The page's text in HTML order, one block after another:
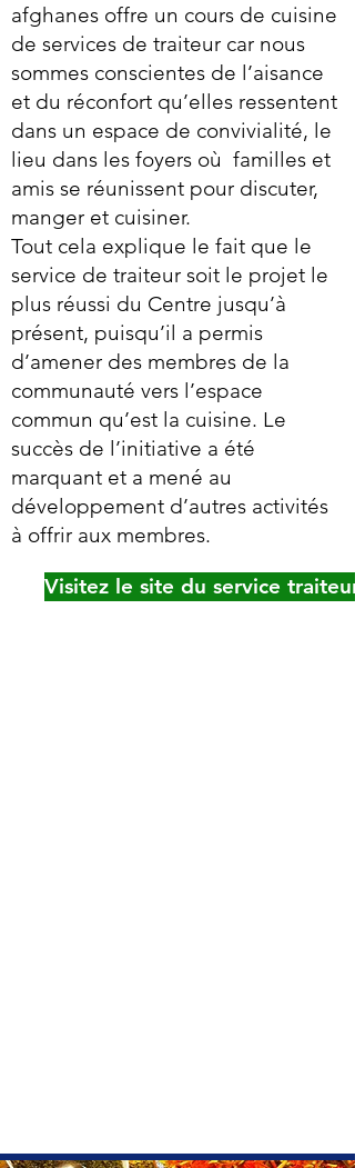
afghanes offre un cours de cuisine
de services de traiteur car nous
sommes conscientes de l’aisance
et du réconfort qu’elles ressentent
dans un espace de convivialité, le
lieu dans les foyers où familles et
amis se réunissent pour discuter,
manger et cuisiner.
Tout cela explique le fait que le
service de traiteur soit le projet le
plus réussi du Centre jusqu’à
présent, puisqu’il a permis
d’amener des membres de la
communauté vers l’espace
commun qu’est la cuisine. Le
succès de l’initiative a été
marquant et a mené au
développement d’autres activités
à offrir aux membres.
Visitez le site du service traiteur